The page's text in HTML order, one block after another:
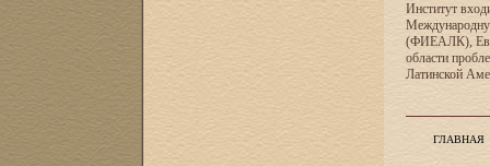
Институт
(ФИЕАЛК),
области
Латинской
ГЛАВНАЯ